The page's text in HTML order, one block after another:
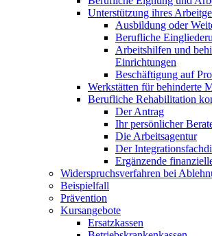
Unterstützung ihres
Ausbildung oder
Berufliche
Arbeitshilfen und
Einrichtungen
Beschäftigung auf
Werkstätten für behinderte
Berufliche Rehabilitation
Der Antrag
Ihr persönlicher
Die Arbeitsagentur
Der
Ergänzende
Widerspruchsverfahren bei
Beispielfall
Prävention
Kursangebote
Ersatzkassen